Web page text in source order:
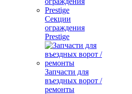
Секции
ограждения
Prestige
Запчасти для
въездных ворот /
ремонты